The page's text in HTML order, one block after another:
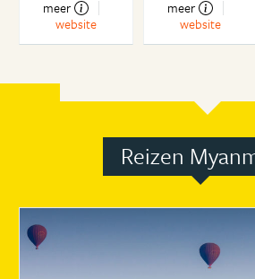
meer
website
meer
website
Reizen